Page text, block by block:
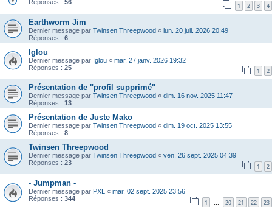
Réponses : 56 1 2 3 4
Earthworm Jim
Dernier message par Twinsen Threepwood « lun. 20 juil. 2026 20:49
Réponses : 6
Iglou
Dernier message par Iglou « mar. 27 janv. 2026 19:32
Réponses : 25 1 2
Présentation de "profil supprimé"
Dernier message par Twinsen Threepwood « dim. 16 nov. 2025 11:47
Réponses : 13
Présentation de Juste Mako
Dernier message par Twinsen Threepwood « dim. 19 oct. 2025 13:55
Réponses : 8
Twinsen Threepwood
Dernier message par Twinsen Threepwood « ven. 26 sept. 2025 04:39
Réponses : 23 1 2
- Jumpman -
Dernier message par PXL « mar. 02 sept. 2025 23:56
Réponses : 344 1 … 20 21 22 23